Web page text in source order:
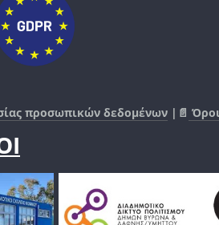
προσωπικών δεδομένων |📄